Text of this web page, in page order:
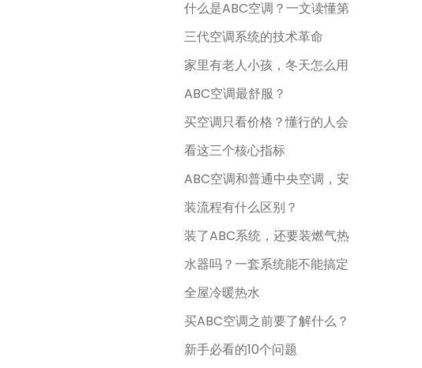
什么是ABC空调？一文读懂第
三代空调系统的技术革命
家里有老人小孩，冬天怎么用
ABC空调最舒服？
买空调只看价格？懂行的人会
看这三个核心指标
ABC空调和普通中央空调，安
装流程有什么区别？
装了ABC系统，还要装燃气热
水器吗？一套系统能不能搞定
全屋冷暖热水
买ABC空调之前要了解什么？
新手必看的10个问题